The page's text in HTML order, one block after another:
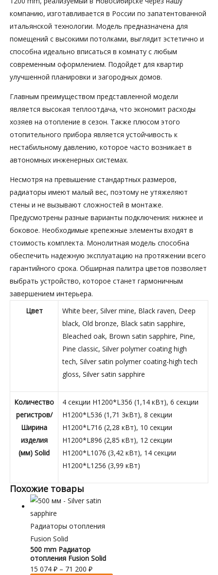
компанию, изготавливается в России по запатентованной
итальянской технологии. Модель предназначена для
помещений с высокими потолками, выглядит эстетично и
способна идеально вписаться в комнату с любым
современным оформлением. Подойдет для квартир
улучшенной планировки и загородных домов.
Главным преимуществом представленной модели
является высокая теплоотдача, что экономит расходы
хозяев на отопление в сезон. Также плюсом этого
отопительного прибора является устойчивость к
нестабильному давлению, которое часто возникает в
автономных инженерных системах.
Несмотря на превышение стандартных размеров,
радиаторы имеют малый вес, поэтому не утяжеляют
стены и не вызывают сложностей в монтаже.
Предусмотрены разные варианты подключения: нижнее и
боковое. Необходимые крепежные элементы входят в
стоимость комплекта. Монолитная модель способна
обеспечить надежную эксплуатацию на протяжении всего
гарантийного срока. Обширная палитра цветов позволяет
выбрать устройство, которое станет гармоничным
завершением интерьера.
Цвет
White beer, Silver mine, Black raven, Deep
black, Old bronze, Black satin sapphire,
Bleached oak, Brown satin sapphire, Pine,
Pine classic, Silver polymer coating high
tech, Silver satin polymer coating-high tech
gloss, Silver satin sapphire
Количество
регистров/
Ширина
изделия
(мм) Solid
4 секции H1200*L356 (1,14 кВт), 6 секции
H1200*L536 (1,71 3кВт), 8 секции
H1200*L716 (2,28 кВт), 10 секции
H1200*L896 (2,85 кВт), 12 секции
H1200*L1076 (3,42 кВт), 14 секции
H1200*L1256 (3,99 кВт)
Похожие товары
Радиаторы отопления
Fusion Solid
500 mm Радиатор
отопления Fusion Solid
15 074 ₽ – 71 200 ₽